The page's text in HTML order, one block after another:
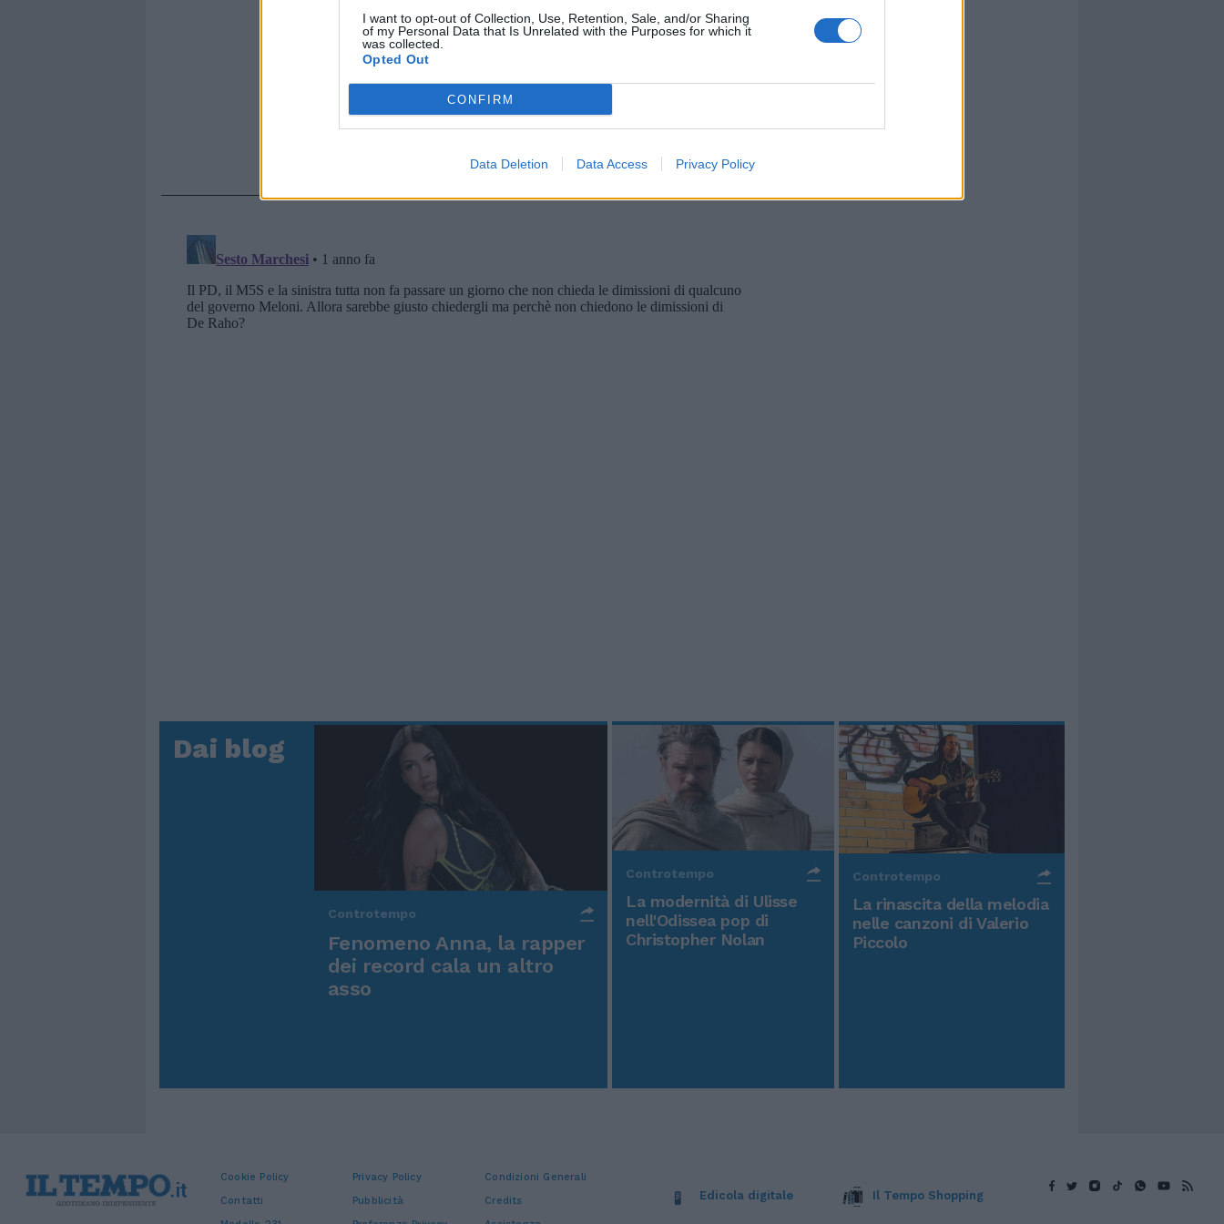
I want to opt-out of Collection, Use, Retention, Sale, and/or Sharing
of my Personal Data that Is Unrelated with the Purposes for which it
was collected.
Opted Out
CONFIRM
Data Deletion Data Access Privacy Policy
Dai blog
Controtempo
Fenomeno Anna, la rapper
dei record cala un altro
asso
Controtempo
La modernità di Ulisse
nell'Odissea pop di
Christopher Nolan
Controtempo
La rinascita della melodia
nelle canzoni di Valerio
Piccolo
Cookie Policy Privacy Policy
Condizioni Generali
Contatti
Pubblicità
Credits
Edicola digitale Il Tempo Shopping